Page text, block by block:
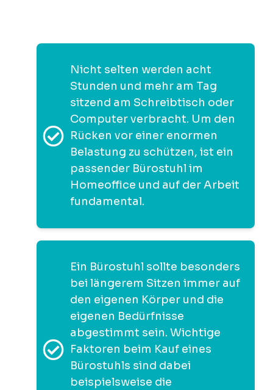
Nicht selten werden acht
Stunden und mehr am Tag
sitzend am Schreibtisch oder
Computer verbracht. Um den
Rücken vor einer enormen
Belastung zu schützen, ist ein
passender Bürostuhl im
Homeoffice und auf der Arbeit
fundamental.
Ein Bürostuhl sollte besonders
bei längerem Sitzen immer auf
den eigenen Körper und die
eigenen Bedürfnisse
abgestimmt sein. Wichtige
Faktoren beim Kauf eines
Bürostuhls sind dabei
beispielsweise die